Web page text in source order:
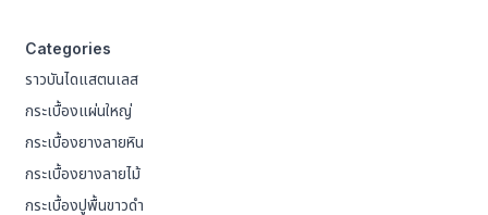
Categories
ราวบันไดแสตนเลส
กระเบื้องแผ่นใหญ่
กระเบื้องยางลายหิน
กระเบื้องยางลายไม้
กระเบื้องปูพื้นขาวดำ